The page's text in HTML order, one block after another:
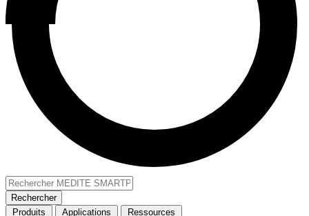
Rechercher
Produits
Applications Ressources